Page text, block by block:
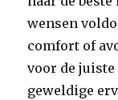
wensen
comfort of
voor de
geweldige